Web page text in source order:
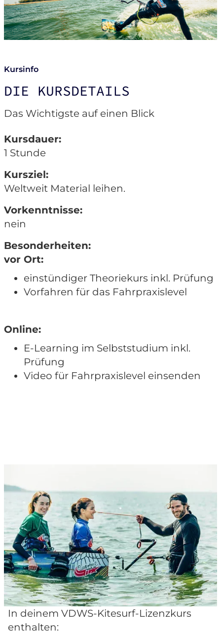
Kursinfo
DIE KURSDETAILS
Das Wichtigste auf einen Blick
Kursdauer:
1 Stunde
Kursziel:
Weltweit Material leihen.
Vorkenntnisse:
nein
Besonderheiten:
vor Ort:
einstündiger Theoriekurs inkl. Prüfung
Vorfahren für das Fahrpraxislevel
Online:
E-Learning im Selbststudium inkl.
Prüfung
Video für Fahrpraxislevel einsenden
In deinem VDWS-Kitesurf-Lizenzkurs
enthalten: